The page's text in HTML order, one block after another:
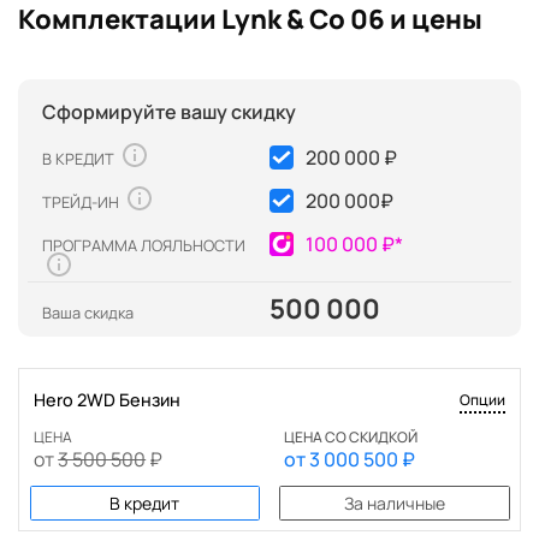
Комплектации Lynk & Co 06 и цены
Сформируйте вашу скидку
В КРЕДИТ 200 000 ₽
ТРЕЙД-ИН 200 000₽
ПРОГРАММА ЛОЯЛЬНОСТИ 100 000 ₽*
Ваша скидка 500 000
Опции
Hero 2WD Бензин
ЦЕНА
от3 500 500₽
ЦЕНА СО СКИДКОЙ
от3 000 500 ₽
В кредит За наличные